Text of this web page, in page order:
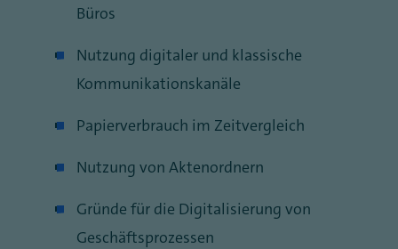
Büros
Nutzung digitaler und klassische
Kommunikationskanäle
Papierverbrauch im Zeitvergleich
Nutzung von Aktenordnern
Gründe für die Digitalisierung von
Geschäftsprozessen